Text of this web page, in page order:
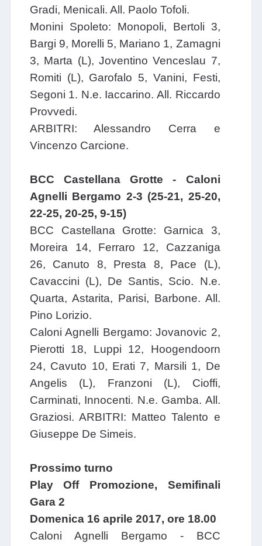
Gradi, Menicali. All. Paolo Tofoli.
Monini Spoleto: Monopoli, Bertoli 3,
Bargi 9, Morelli 5, Mariano 1, Zamagni
3, Marta (L), Joventino Venceslau 7,
Romiti (L), Garofalo 5, Vanini, Festi,
Segoni 1. N.e. Iaccarino. All. Riccardo
Provvedi.
ARBITRI: Alessandro Cerra e
Vincenzo Carcione.
BCC Castellana Grotte - Caloni
Agnelli Bergamo 2-3 (25-21, 25-20,
22-25, 20-25, 9-15)
BCC Castellana Grotte: Garnica 3,
Moreira 14, Ferraro 12, Cazzaniga
26, Canuto 8, Presta 8, Pace (L),
Cavaccini (L), De Santis, Scio. N.e.
Quarta, Astarita, Parisi, Barbone. All.
Pino Lorizio.
Caloni Agnelli Bergamo: Jovanovic 2,
Pierotti 18, Luppi 12, Hoogendoorn
24, Cavuto 10, Erati 7, Marsili 1, De
Angelis (L), Franzoni (L), Cioffi,
Carminati, Innocenti. N.e. Gamba. All.
Graziosi. ARBITRI: Matteo Talento e
Giuseppe De Simeis.
Prossimo turno
Play Off Promozione, Semifinali
Gara 2
Domenica 16 aprile 2017, ore 18.00
Caloni Agnelli Bergamo - BCC